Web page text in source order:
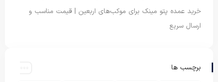
خرید عمده پتو مینک برای موکب‌های اربعین | قیمت مناسب و
ارسال سریع
برچسب ها